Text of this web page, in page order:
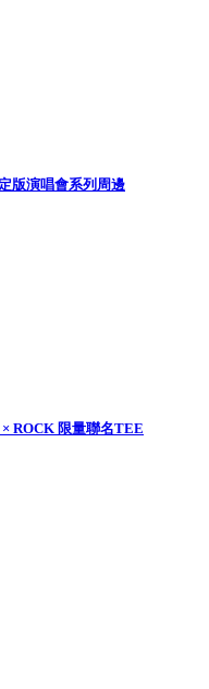
版演唱會系列周邊
ROCK 限量聯名TEE